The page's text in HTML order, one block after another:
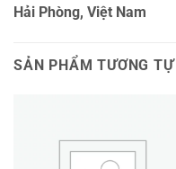
Hải Phòng, Việt Nam
SẢN PHẨM TƯƠNG TỰ